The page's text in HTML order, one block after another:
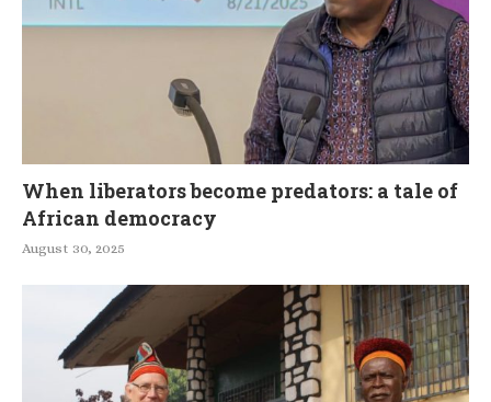
When liberators become predators: a tale of
African democracy
August 30, 2025